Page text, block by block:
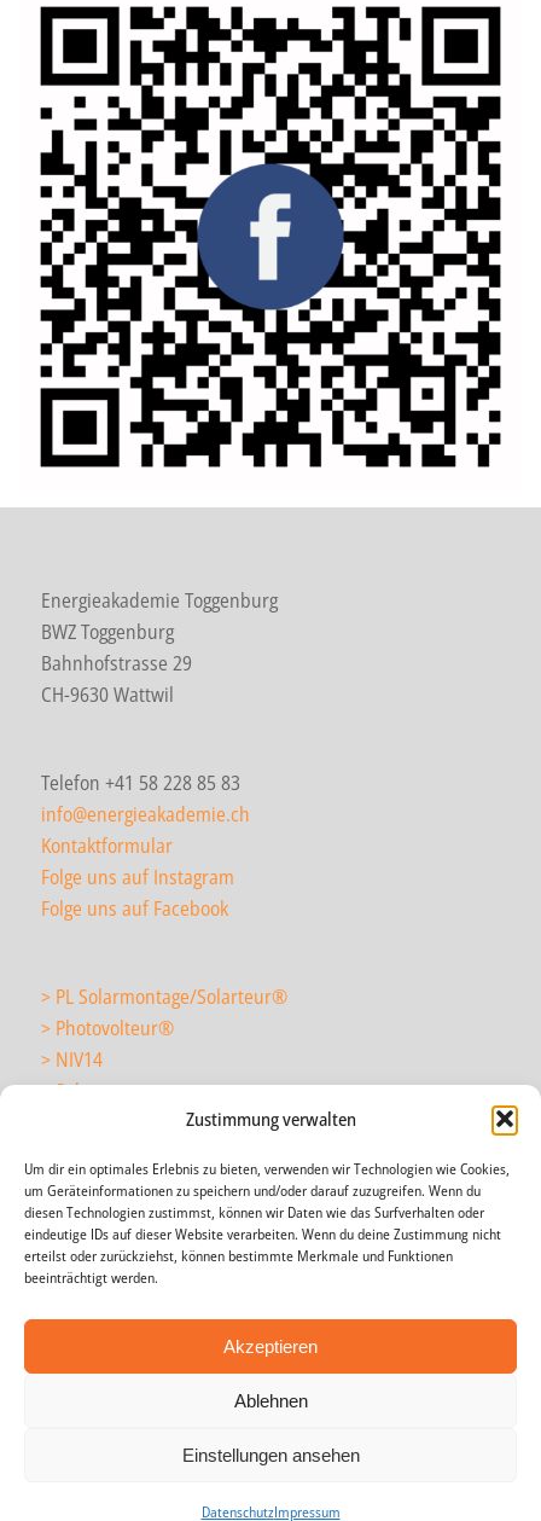
Zustimmung verwalten
Um dir ein optimales Erlebnis zu bieten, verwenden wir Technologien wie Cookies,
um Geräteinformationen zu speichern und/oder darauf zuzugreifen. Wenn du
diesen Technologien zustimmst, können wir Daten wie das Surfverhalten oder
eindeutige IDs auf dieser Website verarbeiten. Wenn du deine Zustimmung nicht
erteilst oder zurückziehst, können bestimmte Merkmale und Funktionen
beeinträchtigt werden.
Akzeptieren
Ablehnen
Einstellungen ansehen
DatenschutzImpressum
Energieakademie Toggenburg
BWZ Toggenburg
Bahnhofstrasse 29
CH-9630 Wattwil
Telefon +41 58 228 85 83
info@energieakademie.ch
Kontaktformular
Folge uns auf Instagram
Folge uns auf Facebook
> PL Solarmontage/Solarteur®
> Photovolteur®
> NIV14
> Solarmonteur
> wir über uns
> News
> Agenda
> Impressum
Datenschutz